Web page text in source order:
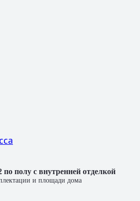
по полу с внутренней отделкой
и площади дома